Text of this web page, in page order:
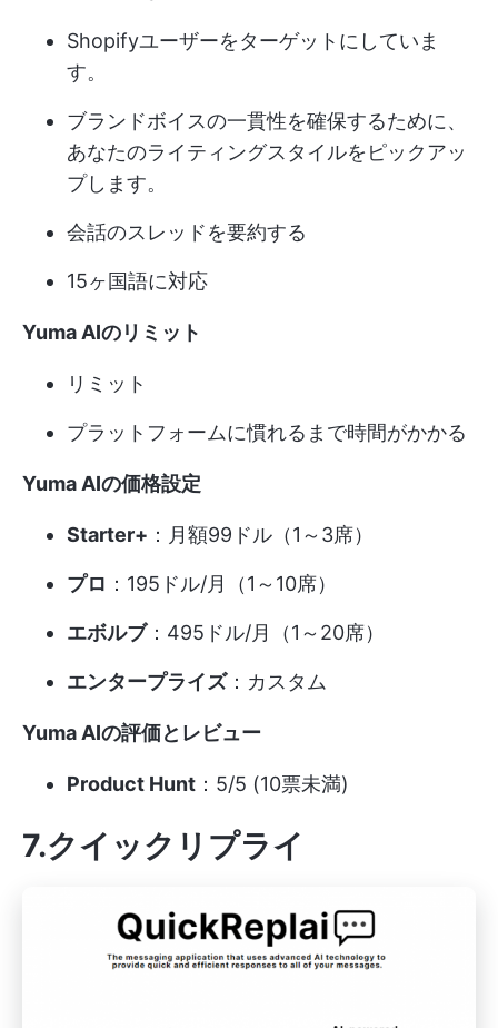
Shopifyユーザーをターゲットにしていま
す。
ブランドボイスの一貫性を確保するために、
あなたのライティングスタイルをピックアッ
プします。
会話のスレッドを要約する
15ヶ国語に対応
Yuma AIのリミット
リミット
プラットフォームに慣れるまで時間がかかる
Yuma AIの価格設定
Starter+ ：月額99ドル（1～3席）
プロ ：195ドル/月（1～10席）
エボルブ：495ドル/月（1～20席）
エンタープライズ：カスタム
Yuma AIの評価とレビュー
Product Hunt ：5/5 (10票未満)
7.クイックリプライ